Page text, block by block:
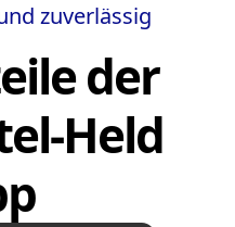
zuverlässig
der
Held